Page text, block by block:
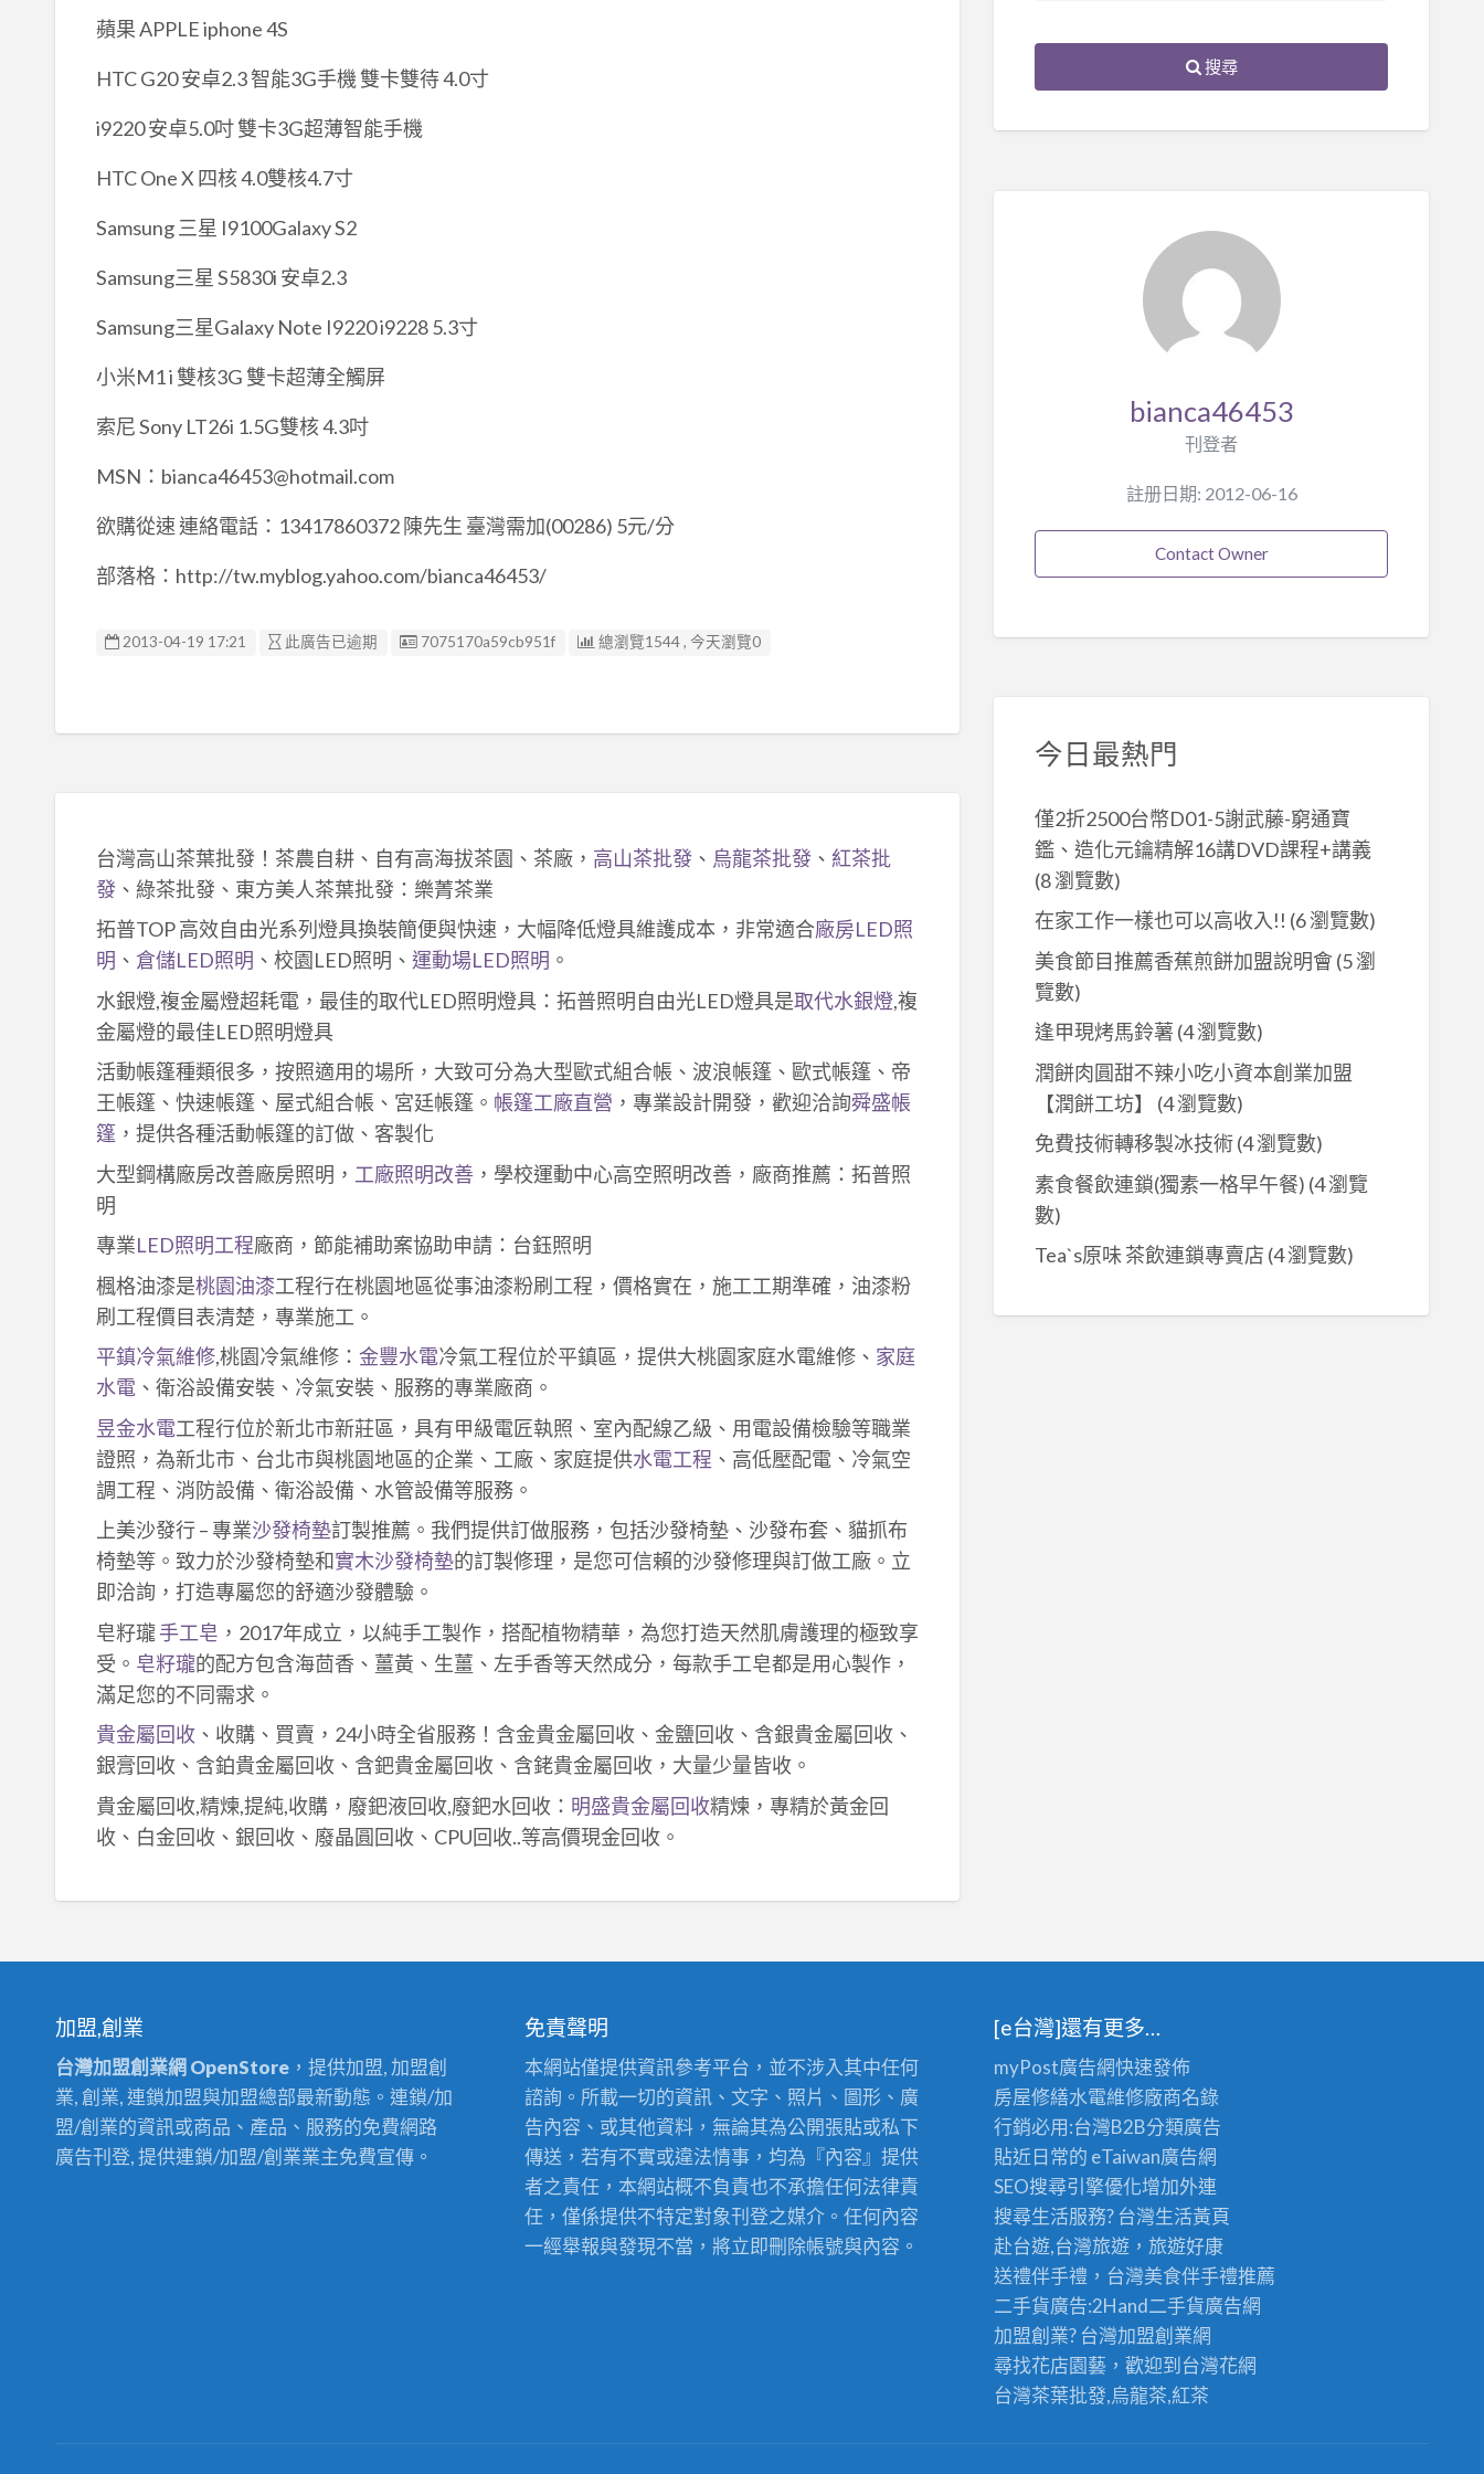
蘋果 APPLE iphone 4S
HTC G20 安卓2.3 智能3G手機 雙卡雙待 4.0寸
i9220 安卓5.0吋 雙卡3G超薄智能手機
HTC One X 四核 4.0雙核4.7寸
Samsung 三星 I9100Galaxy S2
Samsung三星 S5830i 安卓2.3
Samsung三星Galaxy Note I9220 i9228 5.3寸
小米M1 i 雙核3G 雙卡超薄全觸屏
索尼 Sony LT26i 1.5G雙核 4.3吋
MSN：bianca46453@hotmail.com
欲購從速 連絡電話：13417860372 陳先生 臺灣需加(00286) 5元/分
部落格：http://tw.myblog.yahoo.com/bianca46453/
2013-04-19 17:21 此廣告已逾期 廣告编號
7075170a59cb951f 總瀏覽1544 , 今天瀏覽0
台灣高山茶葉批發！茶農自耕、自有高海拔茶園、茶廠， 高山茶批發、 烏龍茶批發、 紅茶批
發、綠茶批發、東方美人茶葉批發：樂菁茶業
拓普TOP 高效自由光系列燈具換裝簡便與快速，大幅降低燈具維護成本，非常適合廠房LED照
明 、 倉儲LED照明 、校園LED照明、 運動場LED照明 。
水銀燈,複金屬燈超耗電，最佳的取代LED照明燈具：拓普照明自由光LED燈具是取代水銀燈,複
金屬燈的最佳LED照明燈具
活動帳篷種類很多，按照適用的場所，大致可分為大型歐式組合帳、波浪帳篷、歐式帳篷、帝
王帳篷、快速帳篷、屋式組合帳、宮廷帳篷。 帳篷工廠直營 ，專業設計開發，歡迎洽詢舜盛帳
篷，提供各種活動帳篷的訂做、客製化
大型鋼構廠房改善廠房照明， 工廠照明改善，學校運動中心高空照明改善，廠商推薦：拓普照
明
專業LED照明工程廠商，節能補助案協助申請：台鈺照明
楓格油漆是桃園油漆工程行在桃園地區從事油漆粉刷工程，價格實在，施工工期準確，油漆粉
刷工程價目表清楚，專業施工。
平鎮冷氣維修,桃園冷氣維修： 金豐水電冷氣工程位於平鎮區，提供大桃園家庭水電維修、 家庭
水電、衛浴設備安裝、冷氣安裝、服務的專業廠商。
昱金水電工程行位於新北市新莊區，具有甲級電匠執照、室內配線乙級、用電設備檢驗等職業
證照，為新北市、台北市與桃園地區的企業、工廠、家庭提供水電工程 、高低壓配電、冷氣空
調工程、消防設備、衛浴設備、水管設備等服務。
上美沙發行 – 專業沙發椅墊訂製推薦。我們提供訂做服務，包括沙發椅墊、沙發布套、貓抓布
椅墊等。致力於沙發椅墊和實木沙發椅墊的訂製修理，是您可信賴的沙發修理與訂做工廠。立
即洽詢，打造專屬您的舒適沙發體驗。
皂籽瓏手工皂 ，2017年成立，以純手工製作，搭配植物精華，為您打造天然肌膚護理的極致享
受。 皂籽瓏的配方包含海茴香、薑黃、生薑、左手香等天然成分，每款手工皂都是用心製作，
滿足您的不同需求。
貴金屬回收、收購、買賣，24小時全省服務！含金貴金屬回收、金鹽回收、含銀貴金屬回收、
銀膏回收、含鉑貴金屬回收、含鈀貴金屬回收、含銠貴金屬回收，大量少量皆收。
貴金屬回收,精煉,提純,收購，廢鈀液回收,廢鈀水回收： 明盛貴金屬回收精煉，專精於黃金回
收、白金回收、銀回收、廢晶圓回收、CPU回收..等高價現金回收。
搜尋
bianca46453
刊登者
註册日期: 2012-06-16
Contact Owner
今日最熱門
僅2折2500台幣D01-5謝武藤-窮通寶
鑑、造化元鑰精解16講DVD課程+講義
(8 瀏覽數)
在家工作一樣也可以高收入!! (6 瀏覽數)
美食節目推薦香蕉煎餅加盟說明會 (5 瀏
覽數)
逢甲現烤馬鈴薯 (4 瀏覽數)
潤餅肉圓甜不辣小吃小資本創業加盟
【潤餅工坊】
(4 瀏覽數)
免費技術轉移製冰技術(4 瀏覽數)
素食餐飲連鎖(獨素一格早午餐) (4 瀏覽
數)
Tea`s原味 茶飲連鎖專賣店 (4 瀏覽數)
加盟,創業
台灣加盟創業網 OpenStore ，提供加盟, 加盟創
業, 創業, 連鎖加盟與加盟總部最新動態。連鎖/加
盟/創業的資訊或商品、產品、服務的免費網路
廣告刊登, 提供連鎖/加盟/創業業主免費宣傳。
免責聲明
本網站僅提供資訊參考平台，並不涉入其中任何
諮詢。所載一切的資訊、文字、照片、圖形、廣
告內容、或其他資料，無論其為公開張貼或私下
傳送，若有不實或違法情事，均為『內容』提供
者之責任，本網站概不負責也不承擔任何法律責
任，僅係提供不特定對象刊登之媒介。任何內容
一經舉報與發現不當，將立即刪除帳號與內容。
[e台灣]還有更多…
myPost廣告網快速發佈
房屋修繕水電維修廠商名錄
行銷必用:台灣B2B分類廣告
貼近日常的 eTaiwan廣告網
SEO搜尋引擎優化增加外連
搜尋生活服務? 台灣生活黃頁
赴台遊,台灣旅遊 ，旅遊好康
送禮伴手禮，台灣美食伴手禮推薦
二手貨廣告:2Hand二手貨廣告網
加盟創業? 台灣加盟創業網
尋找花店園藝，歡迎到 台灣花網
台灣茶葉批發,烏龍茶,紅茶